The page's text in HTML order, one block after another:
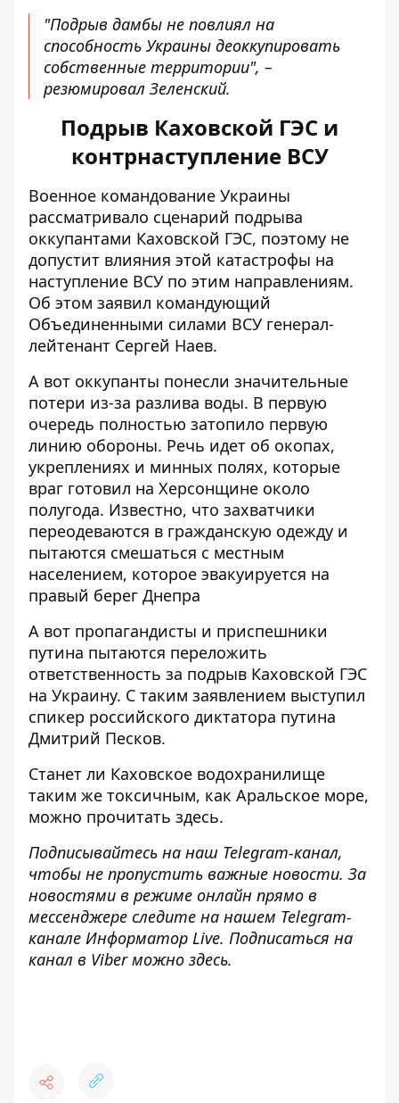
"Подрыв дамбы не повлиял на
способность Украины деоккупировать
собственные территории", –
резюмировал Зеленский.
Подрыв Каховской ГЭС и
контрнаступление ВСУ
Военное командование Украины
рассматривало сценарий подрыва
оккупантами Каховской ГЭС, поэтому не
допустит влияния этой катастрофы на
наступление ВСУ по этим направлениям.
Об этом заявил командующий
Объединенными силами ВСУ генерал-
лейтенант Сергей Наев.
А вот оккупанты понесли значительные
потери из-за разлива воды. В первую
очередь полностью затопило первую
линию обороны. Речь идет об окопах,
укреплениях и минных полях, которые
враг готовил на Херсонщине около
полугода. Известно, что захватчики
переодеваются в гражданскую одежду и
пытаются смешаться с местным
населением, которое эвакуируется на
правый берег Днепра
А вот пропагандисты и приспешники
путина пытаются переложить
ответственность за подрыв Каховской ГЭС
на Украину. С таким заявлением выступил
спикер российского диктатора путина
Дмитрий Песков.
Станет ли Каховское водохранилище
таким же токсичным, как Аральское море,
можно прочитать здесь.
Подписывайтесь на наш Telegram-канал,
чтобы не пропустить важные новости. За
новостями в режиме онлайн прямо в
мессенджере следите на нашем Telegram-
канале Информатор Live. Подписаться на
канал в Viber можно здесь.